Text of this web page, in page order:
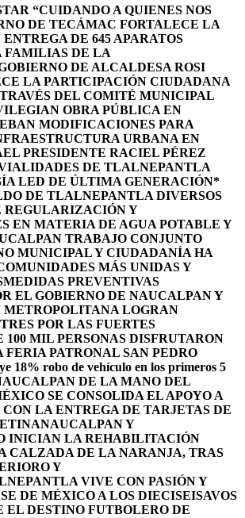
“CUIDANDO A QUIENES NOS
DE TECÁMAC FORTALECE LA
DE 645 APARATOS
FAMILIAS DE LA
DE ALCALDESA ROSI
LA PARTICIPACIÓN CIUDADANA
DEL COMITÉ MUNICIPAL
OBRA PÚBLICA EN
MODIFICACIONES PARA
URBANA EN
EL PRESIDENTE RACIEL PÉREZ
DE TLALNEPANTLA
LED DE ÚLTIMA GENERACIÓN*
DE TLALNEPANTLA DIVERSOS
REGULARIZACIÓN Y
EN MATERIA DE AGUA POTABLE Y
TRABAJO CONJUNTO
MUNICIPAL Y CIUDADANÍA HA
MÁS UNIDAS Y
MEDIDAS PREVENTIVAS
EL GOBIERNO DE NAUCALPAN Y
METROPOLITANA LOGRAN
POR LAS FUERTES
100 MIL PERSONAS DISFRUTARON
PATRONAL SAN PEDRO
18% robo de vehículo en los primeros 5
DE LA MANO DEL
SE CONSOLIDA EL APOYO A
LA ENTREGA DE TARJETAS DE
NAUCALPAN Y
INICIAN LA REHABILITACIÓN
CALZADA DE LA NARANJA, TRAS
Y
VIVE CON PASIÓN Y
DE MÉXICO A LOS DIECISEISAVOS
EL DESTINO FUTBOLERO DE